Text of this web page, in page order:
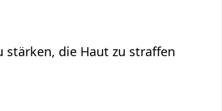
stärken, die Haut zu straffen